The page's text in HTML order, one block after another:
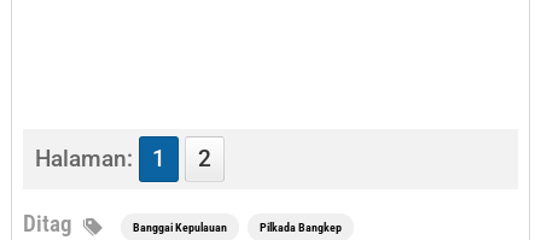
Halaman: 1 2
Ditag Banggai Kepulauan Pilkada Bangkep